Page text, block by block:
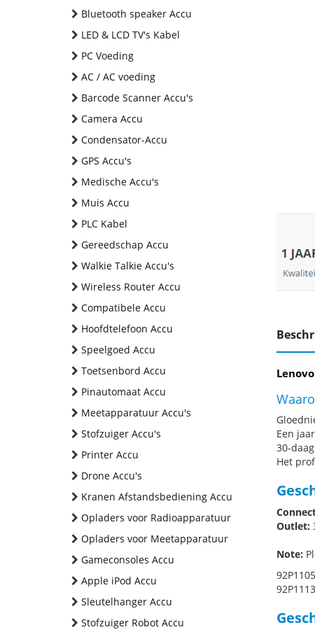
Bluetooth speaker Accu
LED & LCD TV's Kabel
PC Voeding
AC / AC voeding
Barcode Scanner Accu's
Camera Accu
Condensator-Accu
GPS Accu's
Medische Accu's
Muis Accu
PLC Kabel
Gereedschap Accu
Walkie Talkie Accu's
Wireless Router Accu
Compatibele Accu
Hoofdtelefoon Accu
Speelgoed Accu
Toetsenbord Accu
Pinautomaat Accu
Meetapparatuur Accu's
Stofzuiger Accu's
Printer Accu
Drone Accu's
Kranen Afstandsbediening Accu
Opladers voor Radioapparatuur
Opladers voor Meetapparatuur
Gameconsoles Accu
Apple iPod Accu
Sleutelhanger Accu
Stofzuiger Robot Accu
Een
30-
Het
Outlet:
Note: